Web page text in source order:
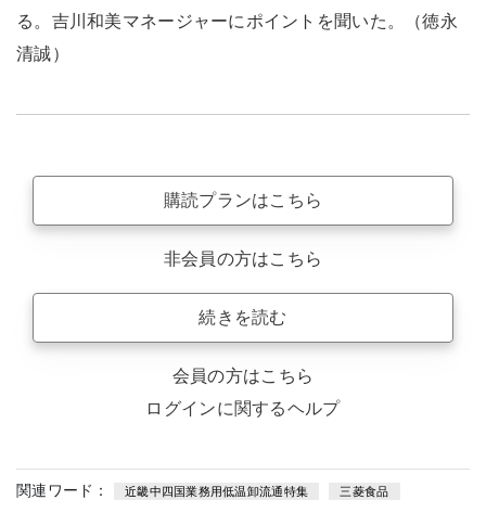
る。吉川和美マネージャーにポイントを聞いた。（徳永
清誠）
購読プランはこちら
非会員の方はこちら
続きを読む
会員の方はこちら
ログインに関するヘルプ
関連ワード： 近畿中四国業務用低温卸流通特集 三菱食品